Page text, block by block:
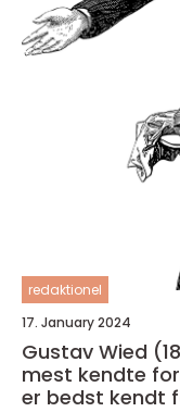
redaktionel
17. January 2024
Gustav Wied
mest kendte
er bedst kendt